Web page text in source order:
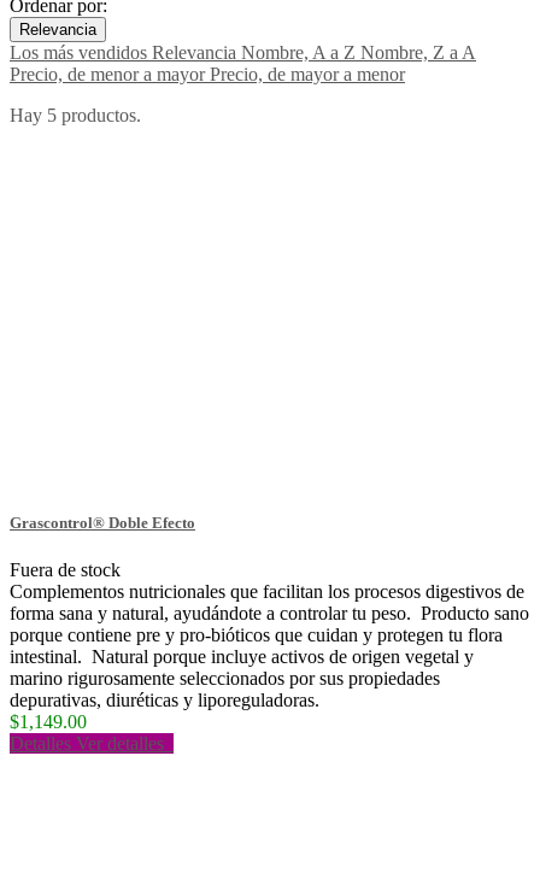
Ordenar por:
Relevancia
Los más vendidos Relevancia Nombre, A a Z Nombre, Z a A
Precio, de menor a mayorPrecio, de mayor a menor
Hay 5 productos.
Grascontrol® Doble Efecto
Fuera de stock
Complementos nutricionales que facilitan los procesos digestivos de
forma sana y natural, ayudándote a controlar tu peso. Producto sano
porque contiene pre y pro-bióticos que cuidan y protegen tu flora
intestinal. Natural porque incluye activos de origen vegetal y
marino rigurosamente seleccionados por sus propiedades
depurativas, diuréticas y liporeguladoras.
$1,149.00
Detalles Ver detalles